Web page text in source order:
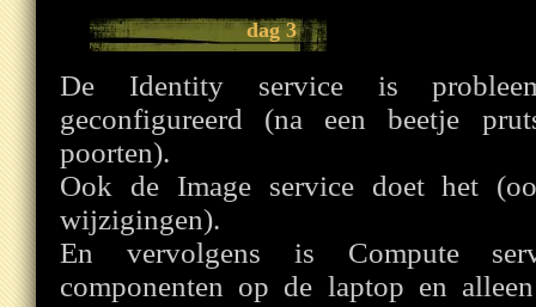
dag 3
De Identity service is
geconfigureerd (na een beetje
poorten).
Ook de Image service doet het
wijzigingen).
En vervolgens is Compute
componenten op de laptop en